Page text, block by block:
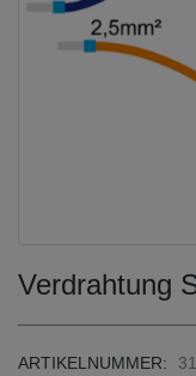
Verdrahtung
ARTIKELNUMMER: